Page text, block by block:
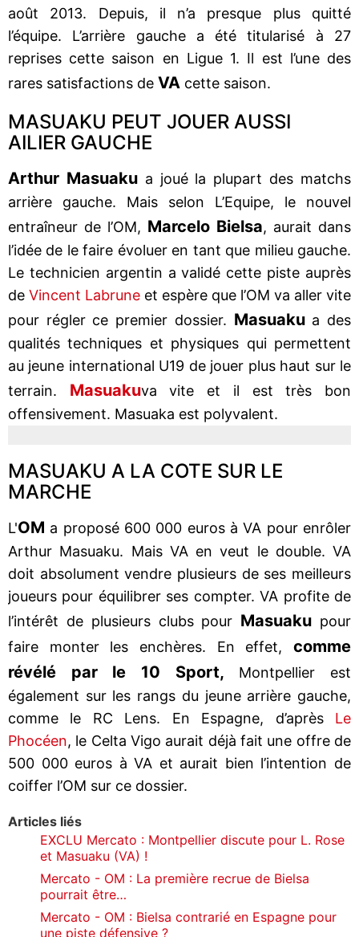
août 2013. Depuis, il n’a presque plus quitté
l’équipe. L’arrière gauche a été titularisé à 27
reprises cette saison en Ligue 1. Il est l’une des
rares satisfactions de VA cette saison.
MASUAKU PEUT JOUER AUSSI
AILIER GAUCHE
Arthur Masuakua joué la plupart des matchs
arrière gauche. Mais selon L’Equipe, le nouvel
entraîneur de l’OM, Marcelo Bielsa, aurait dans
l’idée de le faire évoluer en tant que milieu gauche.
Le technicien argentin a validé cette piste auprès
de Vincent Labrune et espère que l’OM va aller vite
pour régler ce premier dossier. Masuaku a des
qualités techniques et physiques qui permettent
au jeune international U19 de jouer plus haut sur le
terrain. Masuakuva vite et il est très bon
offensivement. Masuaka est polyvalent.
MASUAKU A LA COTE SUR LE
MARCHE
L'OM a proposé 600 000 euros à VA pour enrôler
Arthur Masuaku. Mais VA en veut le double. VA
doit absolument vendre plusieurs de ses meilleurs
joueurs pour équilibrer ses compter. VA profite de
l’intérêt de plusieurs clubs pour Masuaku pour
faire monter les enchères. En effet, comme
révélé par le 10 Sport, Montpellier est
également sur les rangs du jeune arrière gauche,
comme le RC Lens. En Espagne, d’après Le
Phocéen, le Celta Vigo aurait déjà fait une offre de
500 000 euros à VA et aurait bien l’intention de
coiffer l’OM sur ce dossier.
Articles liés
EXCLU Mercato : Montpellier discute pour L. Rose
et Masuaku (VA) !
Mercato - OM : La première recrue de Bielsa
pourrait être…
Mercato - OM : Bielsa contrarié en Espagne pour
une piste défensive ?